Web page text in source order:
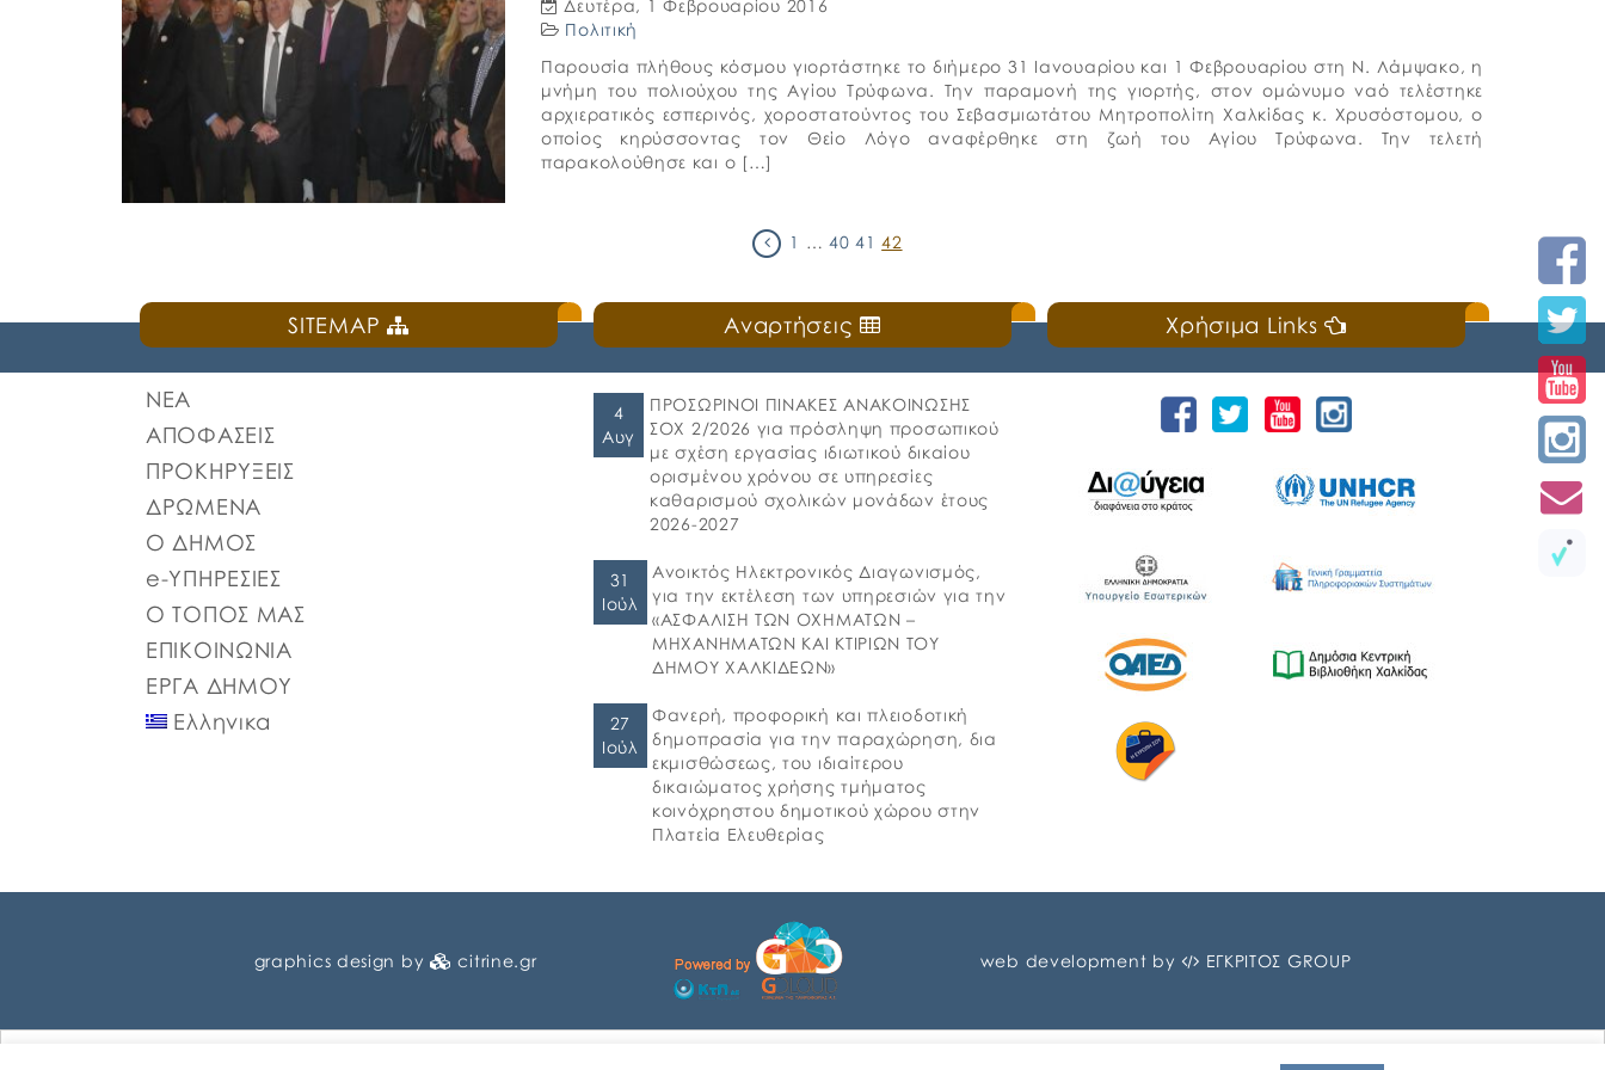
Δευτέρα, 1 Φεβρουαρίου 2016
Πολιτική
Παρουσία πλήθους κόσμου γιορτάστηκε το διήμερο 31 Ιανουαρίου και 1 Φεβρουαρίου στη Ν. Λάμψακο, η
μνήμη του πολιούχου της Αγίου Τρύφωνα. Την παραμονή της γιορτής, στον ομώνυμο ναό τελέστηκε
αρχιερατικός εσπερινός, χοροστατούντος του Σεβασμιωτάτου Μητροπολίτη Χαλκίδας κ. Χρυσόστομου, ο
οποίος κηρύσσοντας τον Θείο Λόγο αναφέρθηκε στη ζωή του Αγίου Τρύφωνα. Την τελετή
παρακολούθησε και ο […]
1 … 40 41 42
SITEMAP
ΝΕΑ
ΑΠΟΦΑΣΕΙΣ
ΠΡΟΚΗΡΥΞΕΙΣ
ΔΡΩΜΕΝΑ
Ο ΔΗΜΟΣ
e-ΥΠΗΡΕΣΙΕΣ
Ο ΤΟΠΟΣ ΜΑΣ
ΕΠΙΚΟΙΝΩΝΙΑ
ΕΡΓΑ ΔΗΜΟΥ
Ελληνικα
Αναρτήσεις
4
Αυγ
ΠΡΟΣΩΡΙΝΟΙ ΠΙΝΑΚΕΣ ΑΝΑΚΟΙΝΩΣΗΣ
ΣΟΧ 2/2026 για πρόσληψη προσωπικού
με σχέση εργασίας ιδιωτικού δικαίου
ορισμένου χρόνου σε υπηρεσίες
καθαρισμού σχολικών μονάδων έτους
2026-2027
31
Ιούλ
Ανοικτός Ηλεκτρονικός Διαγωνισμός,
για την εκτέλεση των υπηρεσιών για την
«ΑΣΦΑΛΙΣΗ ΤΩΝ ΟΧΗΜΑΤΩΝ –
ΜΗΧΑΝΗΜΑΤΩΝ ΚΑΙ ΚΤΙΡΙΩΝ ΤΟΥ
ΔΗΜΟΥ ΧΑΛΚΙΔΕΩΝ»
27
Ιούλ
Φανερή, προφορική και πλειοδοτική
δημοπρασία για την παραχώρηση, δια
εκμισθώσεως, του ιδιαίτερου
δικαιώματος χρήσης τμήματος
κοινόχρηστου δημοτικού χώρου στην
Πλατεία Ελευθερίας
Χρήσιμα Links
graphics design by citrine.gr web development by ΕΓΚΡΙΤΟΣ GROUP